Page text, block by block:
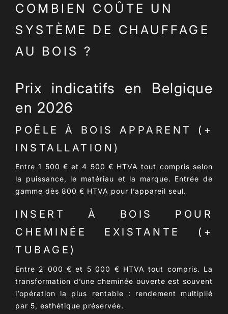
COMBIEN COÛTE UN
SYSTÈME DE CHAUFFAGE
AU BOIS ?
Prix indicatifs en Belgique
en 2026
POÊLE À BOIS APPARENT (+
INSTALLATION)
Entre1 500 € et 4 500 € HTVA tout compris selon
la puissance, le matériau et la marque. Entrée de
gamme dès 800 € HTVA pour l’appareil seul.
INSERT À BOIS POUR
CHEMINÉE EXISTANTE (+
TUBAGE)
Entre 2 000 € et 5 000 € HTVA tout compris. La
transformation d’une cheminée ouverte est souvent
l’opération la plus rentable : rendement multiplié
par 5, esthétique préservée.